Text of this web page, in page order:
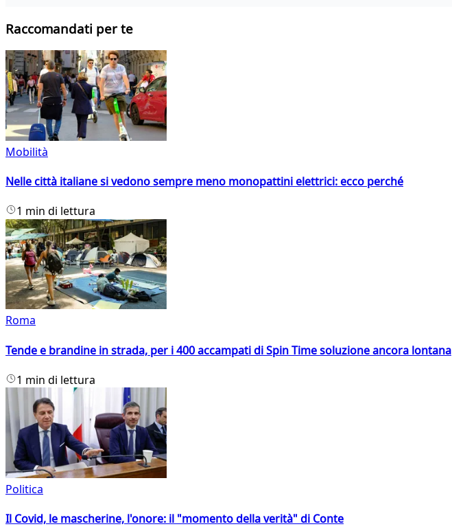
Raccomandati per te
Mobilità
Nelle città italiane si vedono sempre meno monopattini elettrici: ecco perché
1 min di lettura
Roma
Tende e brandine in strada, per i 400 accampati di Spin Time soluzione ancora lontana
1 min di lettura
Politica
Il Covid, le mascherine, l'onore: il "momento della verità" di Conte